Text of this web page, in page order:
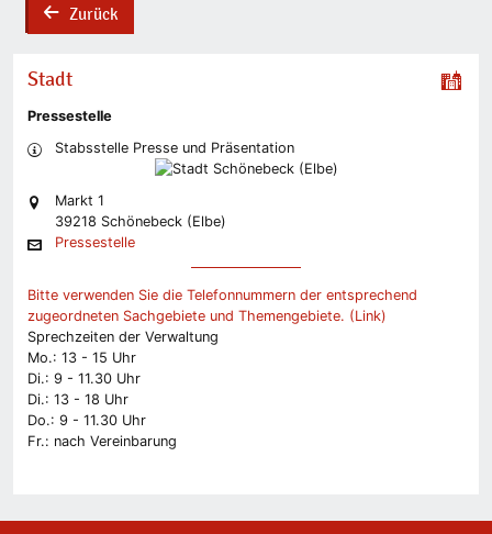
backZurück
Stadt
Pressestelle
Stabsstelle Presse und Präsentation
Markt 1
39218 Schönebeck (Elbe)
Pressestelle
Bitte verwenden Sie die Telefonnummern der entsprechend
zugeordneten Sachgebiete und Themengebiete. (Link)
Sprechzeiten der Verwaltung
Mo.: 13 - 15 Uhr
Di.: 9 - 11.30 Uhr
Di.: 13 - 18 Uhr
Do.: 9 - 11.30 Uhr
Fr.: nach Vereinbarung